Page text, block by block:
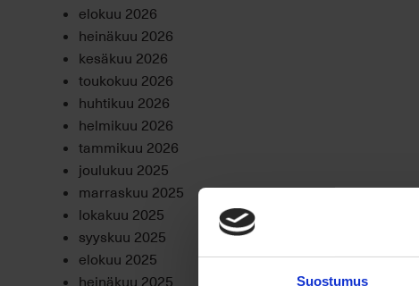
Suostumus
elokuu 2026
heinäkuu 2026
kesäkuu 2026
toukokuu 2026
huhtikuu 2026
helmikuu 2026
tammikuu 2026
joulukuu 2025
marraskuu 2025
lokakuu 2025
syyskuu 2025
elokuu 2025
heinäkuu 2025